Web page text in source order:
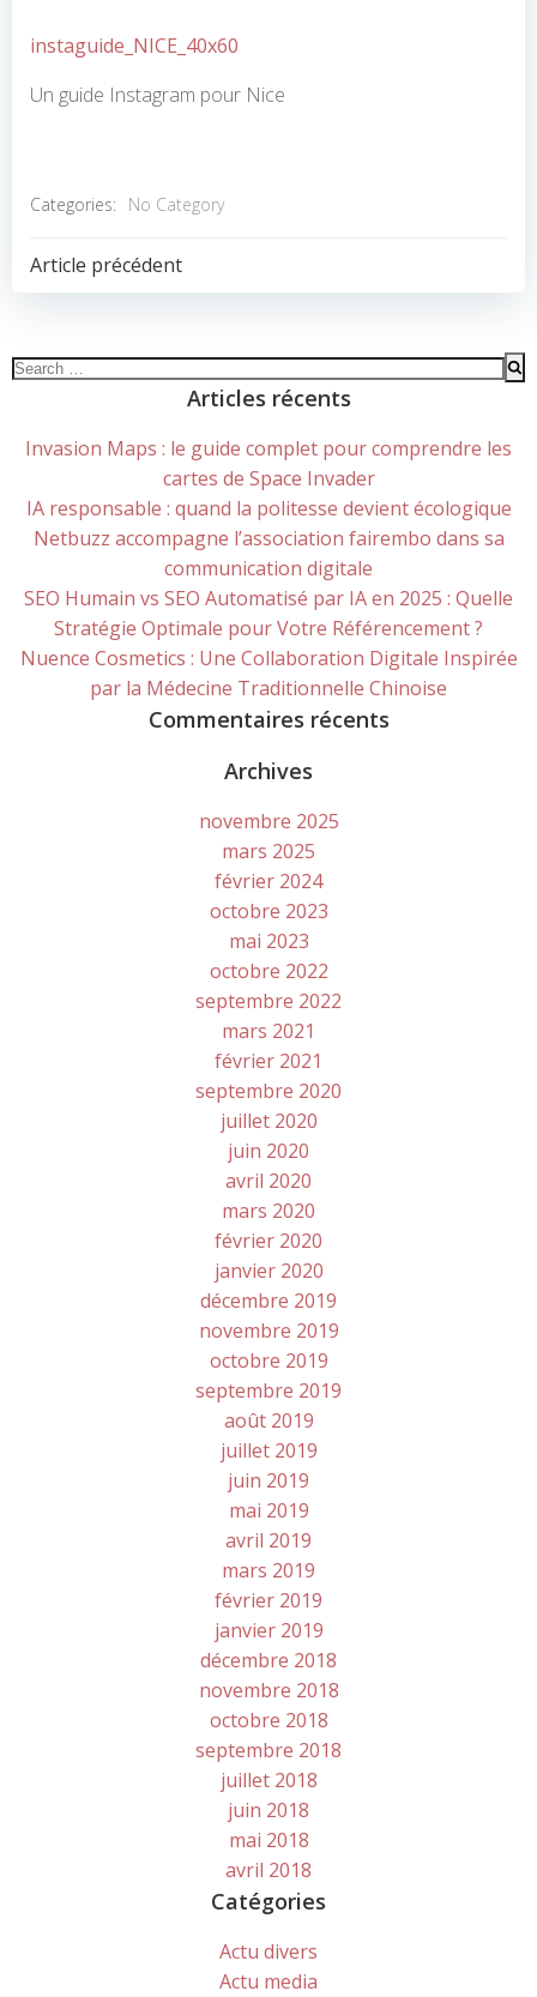
instaguide_NICE_40x60
Un guide Instagram pour Nice
Categories: No Category
POST
Article précédent
Search
Articles récents
Invasion Maps : le guide complet pour comprendre les
cartes de Space Invader
IA responsable : quand la politesse devient écologique
Netbuzz accompagne l’association fairembo dans sa
communication digitale
SEO Humain vs SEO Automatisé par IA en 2025 : Quelle
Stratégie Optimale pour Votre Référencement ?
Nuence Cosmetics : Une Collaboration Digitale Inspirée
par la Médecine Traditionnelle Chinoise
Commentaires récents
Archives
novembre 2025
mars 2025
février 2024
octobre 2023
mai 2023
octobre 2022
septembre 2022
mars 2021
février 2021
septembre 2020
juillet 2020
juin 2020
avril 2020
mars 2020
février 2020
janvier 2020
décembre 2019
novembre 2019
octobre 2019
septembre 2019
août 2019
juillet 2019
juin 2019
mai 2019
avril 2019
mars 2019
février 2019
janvier 2019
décembre 2018
novembre 2018
octobre 2018
septembre 2018
juillet 2018
juin 2018
mai 2018
avril 2018
Catégories
Actu divers
Actu media